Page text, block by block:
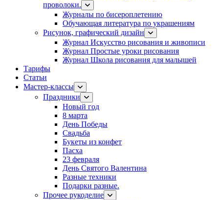
проволоки.
Журналы по бисероплетению
Обучающая литература по украшениям
Рисунок, графический дизайн
Журнал Искусство рисования и живописи
Журнал Простые уроки рисования
Журнал Школа рисования для малышей
Тарифы
Статьи
Мастер-классы
Праздники
Новый год
8 марта
День Победы
Свадьба
Букеты из конфет
Пасха
23 февраля
День Святого Валентина
Разные техники
Подарки разные.
Прочее рукоделие